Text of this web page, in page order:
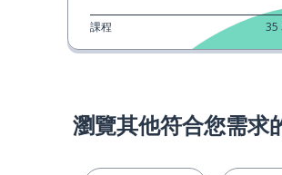
課程 35
瀏覽其他符合您需求